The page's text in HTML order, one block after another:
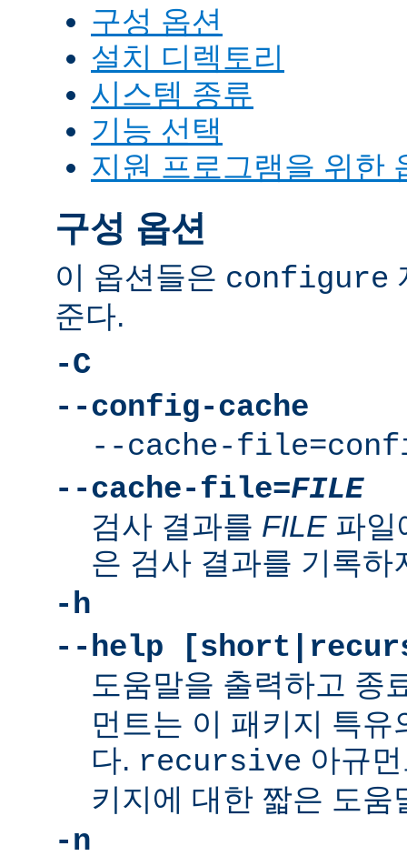
구성 옵션
설치 디렉토리
시스템 종류
기능 선택
지원 프로그램을 위한
구성 옵션
이 옵션들은 configure
준다.
-C
--config-cache
--cache-
--cache-file=FILE
검사 결과를 FILE 파일
은 검사 결과를 기록하
-h
--help
도움말을 출력하고 종
먼트는 이 패키지 특
다. recursive 아규
키지에 대한 짧은 도움
-n